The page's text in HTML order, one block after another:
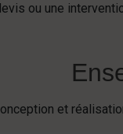
ou une
et